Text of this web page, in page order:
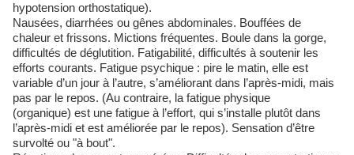
hypotension orthostatique). 
Nausées, diarrhées ou gênes abdominales. Bouffées de
chaleur et frissons. Mictions fréquentes. Boule dans la gorge,
difficultés de déglutition. Fatigabilité, difficultés à soutenir les
efforts courants. Fatigue psychique : pire le matin, elle est
variable d’un jour à l’autre, s’améliorant dans l’après-midi, mais
pas par le repos. (Au contraire, la fatigue physique
(organique) est une fatigue à l’effort, qui s’installe plutôt dans
l’après-midi et est améliorée par le repos). Sensation d’être
survolté ou "à bout". 